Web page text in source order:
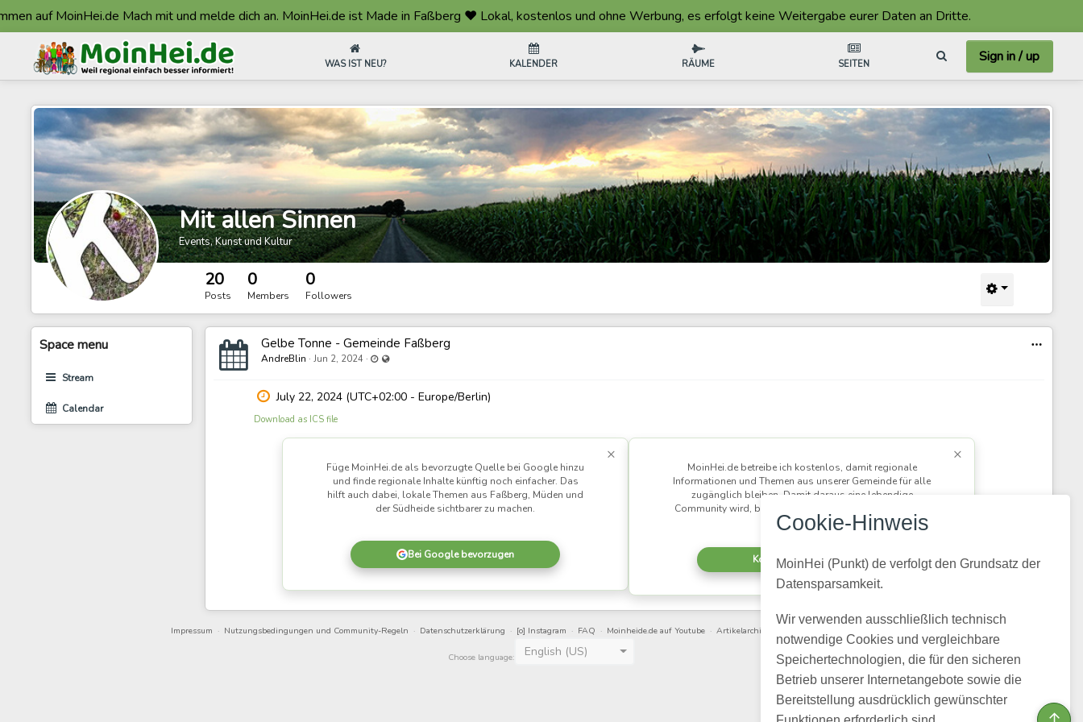
Cookie-Hinweis
MoinHei (Punkt) de verfolgt den Grundsatz der
Datensparsamkeit.
Wir verwenden ausschließlich technisch
notwendige Cookies und vergleichbare
Speichertechnologien, die für den sicheren
Betrieb unserer Internetangebote sowie die
Bereitstellung ausdrücklich gewünschter
auf MoinHei.de Mach mit und melde dich an. MoinHei.de ist Made in Faßberg ❤️ Lokal, kostenlos und ohne Werbung, es erfolgt keine Weitergabe eurer Daten an Dritte.
WAS IST NEU? KALENDER RÄUME SEITEN Sign in / up
Mit allen Sinnen
Events, Kunst und Kultur
20
Posts
0
Members
0
Followers
Spacemenu
Stream
Calendar
Gelbe Tonne - Gemeinde Faßberg
AndreBlin ·Jun 2, 2024 · Last updated Jun 2, 2024 - 10:55 PM
July 22, 2024 (UTC+02:00 - Europe/Berlin)
Download as ICS file
×
Füge MoinHei.de als bevorzugte Quelle bei Google hinzu
und finde regionale Inhalte künftig noch einfacher. Das
hilft auch dabei, lokale Themen aus Faßberg, Müden und
der Südheide sichtbarer zu machen.
Bei Google bevorzugen
×
MoinHei.de betreibe ich kostenlos, damit regionale
Informationen und Themen aus unserer Gemeinde für alle
zugänglich bleiben. Damit daraus eine lebendige
Community wird, braucht es Menschen, die mitlesen und
mitmachen.
Kostenlos registrieren
Impressum · Nutzungsbedingungen und Community-Regeln · Datenschutz­erklärung · [o] Instagram · FAQ · Moinheide.de auf Youtube· Artikelarchiv
Choose language: English (US)